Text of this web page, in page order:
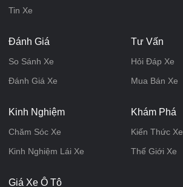
Tin Xe
Đánh Giá
So Sánh Xe
Đánh Giá Xe
Tư Vấn
Hỏi Đáp Xe
Mua Bán Xe
Kinh Nghiệm
Chăm Sóc Xe
Kinh Nghiệm Lái Xe
Khám Phá
Kiến Thức Xe
Thế Giới Xe
Giá Xe Ô Tô